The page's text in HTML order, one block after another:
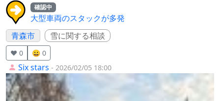
確認中
大型車両のスタックが多発
青森市
雪に関する相談
❤️ 0 😀 0
Six stars - 2026/02/05 18:00